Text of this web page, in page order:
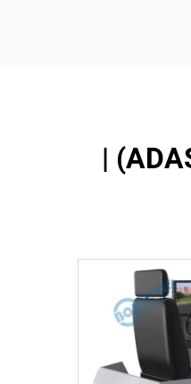
منصة تدريب على معايرة السيارات الذكية وأنظمة السائق المساعد المتقدمة (ADAS) |